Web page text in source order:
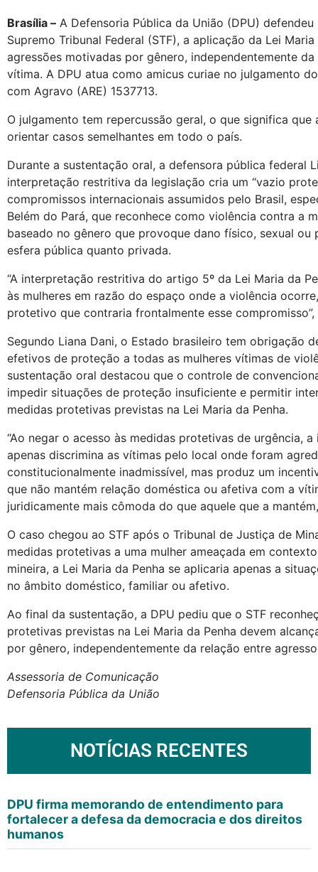
Brasília – A Defensoria Pública da União (DPU)
Supremo Tribunal Federal (STF), a aplicação da Lei
agressões motivadas por gênero, independentemente
vítima. A DPU atua como amicus curiae no julgamento
com Agravo (ARE) 1537713.
O julgamento tem repercussão geral, o que significa que
orientar casos semelhantes em todo o país.
Durante a sustentação oral, a defensora pública federal
interpretação restritiva da legislação cria um “vazio
compromissos internacionais assumidos pelo Brasil,
Belém do Pará, que reconhece como violência contra a
baseado no gênero que provoque dano físico, sexual ou
esfera pública quanto privada.
“A interpretação restritiva do artigo 5º da Lei Maria da
às mulheres em razão do espaço onde a violência
protetivo que contraria frontalmente esse compromisso”,
Segundo Liana Dani, o Estado brasileiro tem obrigação
efetivos de proteção a todas as mulheres vítimas de
sustentação oral destacou que o controle de
impedir situações de proteção insuficiente e permitir
medidas protetivas previstas na Lei Maria da Penha.
“Ao negar o acesso às medidas protetivas de urgência,
apenas discrimina as vítimas pelo local onde foram
constitucionalmente inadmissível, mas produz um
que não mantém relação doméstica ou afetiva com a
juridicamente mais cômoda do que aquele que a
O caso chegou ao STF após o Tribunal de Justiça de
medidas protetivas a uma mulher ameaçada em
mineira, a Lei Maria da Penha se aplicaria apenas a
no âmbito doméstico, familiar ou afetivo.
Ao final da sustentação, a DPU pediu que o STF
protetivas previstas na Lei Maria da Penha devem
por gênero, independentemente da relação entre
Assessoria de Comunicação
Defensoria Pública da União
NOTÍCIAS RECENTES
DPU firma memorando de entendimento para
fortalecer a defesa da democracia e dos direitos
humanos